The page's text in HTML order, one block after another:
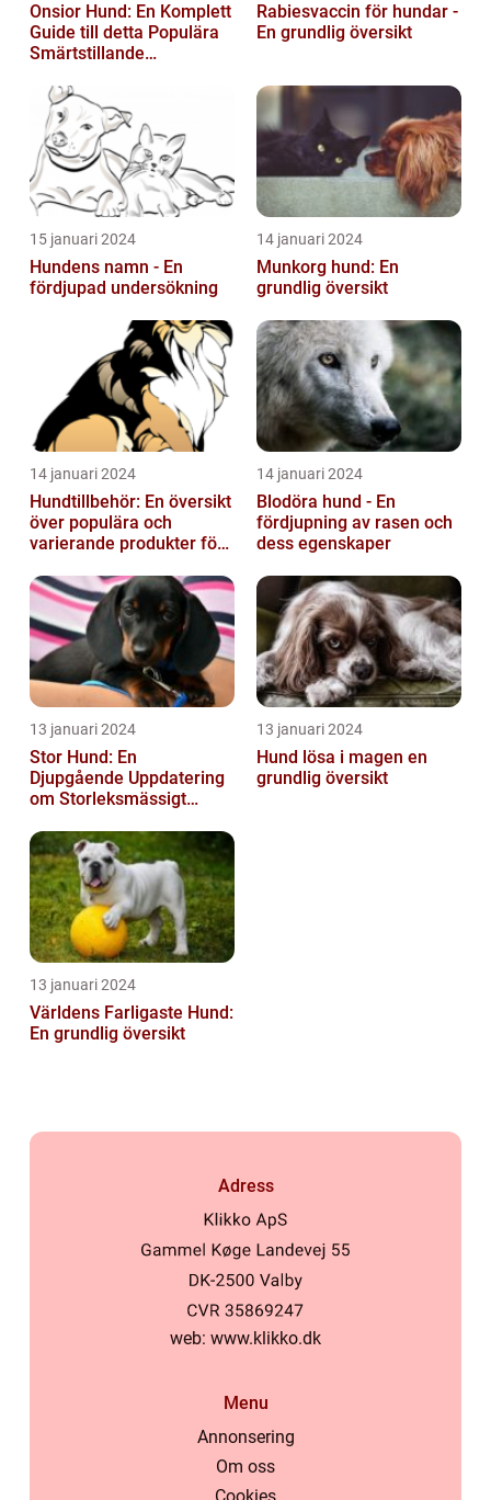
Onsior Hund: En Komplett
Guide till detta Populära
Smärtstillande
Rabiesvaccin för hundar -
En grundlig översikt
15 januari 2024
Hundens namn - En
fördjupad undersökning
14 januari 2024
Munkorg hund: En
grundlig översikt
14 januari 2024
Hundtillbehör: En översikt
över populära och
varierande produkter för
14 januari 2024
Blodöra hund - En
fördjupning av rasen och
dess egenskaper
13 januari 2024
Stor Hund: En
Djupgående Uppdatering
om Storleksmässigt
Hundsporter för
Hundälskare
13 januari 2024
Hund lösa i magen en
grundlig översikt
13 januari 2024
Världens Farligaste Hund:
En grundlig översikt
Adress
web: www.klikko.dk
Menu
Annonsering
Om oss